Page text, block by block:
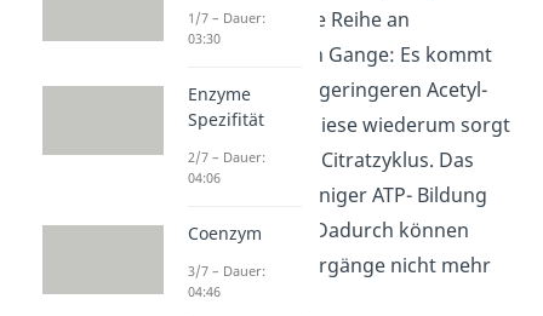
setzt es eine ganze Reihe an
Folgereaktionen in Gange: Es kommt
zunächst zu einer geringeren Acetyl-
CoA Produktion. Diese wiederum sorgt
für den Stopp des Citratzyklus. Das
bedeutet, dass weniger ATP- Bildung
stattfinden kann. Dadurch können
lebenswichtige Vorgänge nicht mehr
ablaufen.
1/7 – Dauer:
03:30
Enzyme
Spezifität
2/7 – Dauer:
04:06
Coenzym
3/7 – Dauer:
04:46